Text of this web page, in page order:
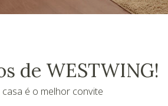
de WESTWING!
é o melhor convite